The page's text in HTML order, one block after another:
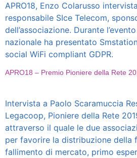
APRO18, Enzo Colarusso
responsabile SIce Telecom,
dell’associazione. Durante
nazionale ha presentato
social WiFi compliant GDPR.
APRO18 – Premio Pioniere della Rete
Intervista a Paolo Scaramuccia
Legacoop, Pioniere della Rete
attraverso il quale le due
per favorire la distribuzione della
fallimento di mercato, primo